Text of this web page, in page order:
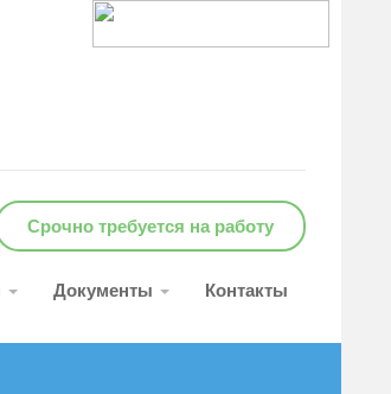
Срочно требуется на работу
Документы Контакты